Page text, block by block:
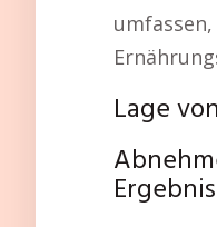
Lage